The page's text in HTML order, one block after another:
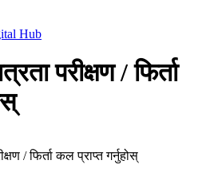
Hub
परीक्षण / फिर्ता
/ फिर्ता कल प्राप्त गर्नुहोस्